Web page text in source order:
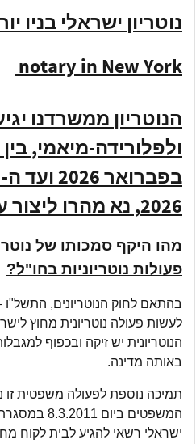
נוטריון ישראלי בניו
notary in New York
הנוטריון ממשרדנו
2026, נא מהרו ליצור עימנו קשר.
מהו היקף סמכותו של
פעולות נוטריוניות בחו"ל?
לעשות פעולה נוטריונית מחוץ
הנוטריונית יש זיקה ובכפוף
באותה מדינה.
תמיכה נוספת לפעולה משפטית
המשפטים
ישראלי רשאי להגיע לבית לקוח